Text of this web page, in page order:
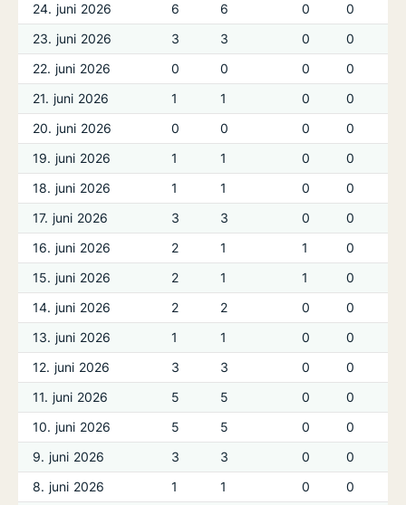
24. juni 2026 6 6 0
0
23. juni 2026
3 3 0
0
22. juni 2026
0 0 0
0
21. juni 2026
1 1 0
0
20. juni 2026
0 0 0
0
19. juni 2026
1 1 0
0
18. juni 2026
1 1 0
0
17. juni 2026
3 3 0
0
16. juni 2026
2 1 1
0
15. juni 2026
2 1 1
0
14. juni 2026
2 2 0
0
13. juni 2026
1 1 0
0
12. juni 2026
3 3 0
0
11. juni 2026
5 5 0
0
10. juni 2026
5 5 0
0
9. juni 2026
3 3 0
0
8. juni 2026
1 1 0
0